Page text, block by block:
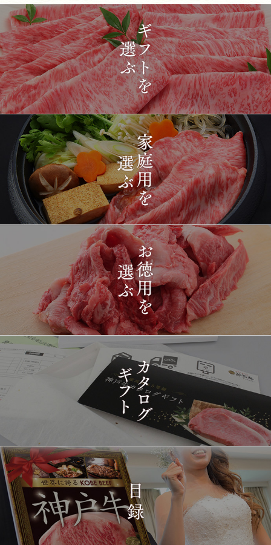
1419
2026-
03-15
17:26:00
長野県
[ギフト] A5等級神戸牛
プレミアム霜降りももす
きやき 200g~1kg
2026-
03-15
16:35:00
東京都
神戸牛目録 選べるセッ
ト ８千円
1421
2026-
03-15
14:10:00
兵庫県
[訳あり][家庭用] A5等級
神戸牛 フィレステーキ
1422
2026-
03-15
14:10:00
[家庭用] A5等級神戸牛
シャトーブリアンステー
キ 150ｇ(1枚)
1423
2026-
12:23:00
東京都
神戸牛ギフトセット 1万
5千円 焼肉（肩ロース・
プレミアムもも）650g
2026-
08:48:00
宮城県
神戸牛カタログギフト
１万円
1425
2026-
03-14
22:21:00
神戸牛 食べ比べお重 二
段
1426
2026-
03-14
20:55:00
大阪府
神戸牛目録 選べるセッ
ト １万円 2個セット